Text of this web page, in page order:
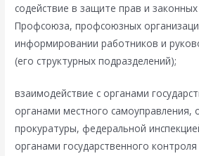
содействие в защите прав и
Профсоюза, профсоюзных
информировании работников и
(его структурных подразделений);
взаимодействие с органами
органами местного самоуправления,
прокуратуры, федеральной
органами государственного